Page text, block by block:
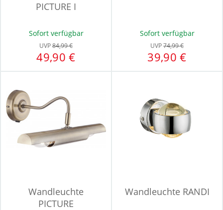
PICTURE I
Sofort verfügbar
UVP84,99 €
49,90 €
Sofort verfügbar
UVP74,99 €
39,90 €
Wandleuchte
PICTURE
Wandleuchte RANDI